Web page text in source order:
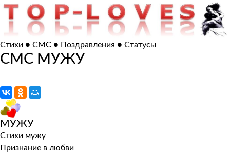
Стихи ● СМС ● Поздравления ● Статусы
СМС МУЖУ
МУЖУ
Стихи мужу
Признание в любви